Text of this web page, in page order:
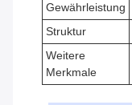
Gewährleistung
Struktur
Weitere
Merkmale